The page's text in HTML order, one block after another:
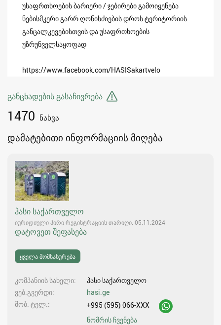
უსაფრთხოების ბარიერი / ჯებირები გამოიყენება
ნებისმკერი გარრ ღონისძიების დროს ტერიტორიის
განცალკევებისთვის და უსაფრთხოების
უზრუნველსაყოფად
https://www.facebook.com/HASISakartvelo
განცხადების გასაჩივრება
1470 ნახვა
დამატებითი ინფორმაციის მიღება
ჰასი საქართველო
იურიდიული პირი რეგისტრაციის თარიღი: 05.11.2024
დატოვეთ შეფასება
ყველა მომსახურება
კომპანიის სახელი
ჰასი საქართველო
ვებ.გვერდი
hasi.ge
მობ. ტელ.
+995 (595) 066-XXX
ნომრის ჩვენება